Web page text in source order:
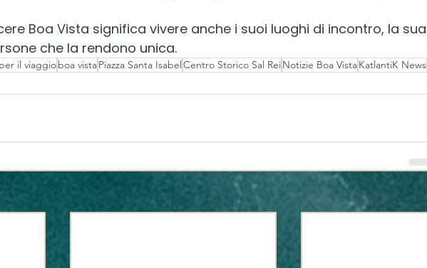
Boa Vista significa vivere anche i suoi luoghi di incontro, la sua
che la rendono unica.
il viaggioboa vistaPiazza Santa IsabelCentro Storico Sal ReiNotizie Boa VistaKatlantiK News